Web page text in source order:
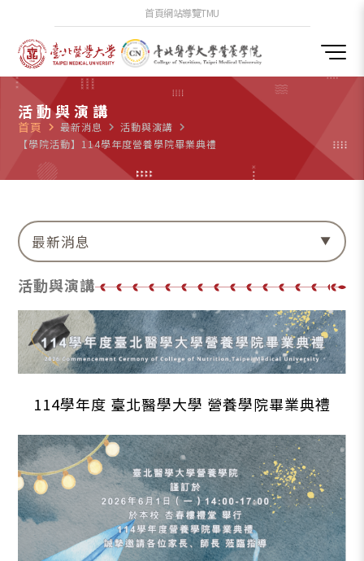
首頁網站導覽TMU
活動與演講
首頁 navigate_next 最新消息 navigate_next 活動與演講 navigate_next
【學院活動】114學年度營養學院畢業典禮
最新消息
活動與演講
114學年度 臺北醫學大學 營養學院畢業典禮